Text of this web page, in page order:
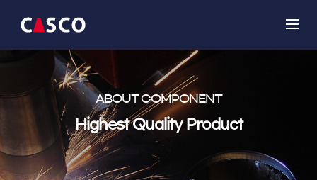
ABOUT COMPONENT
Highest Quality Product